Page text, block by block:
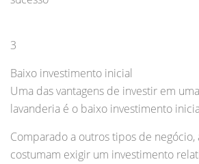
3
Baixo investimento inicial
Uma das vantagens de investir em
lavanderia é o baixo investimento
Comparado a outros tipos de negócio,
costumam exigir um investimento